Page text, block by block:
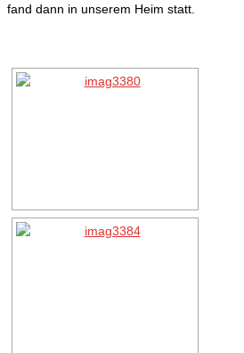
fand dann in unserem Heim statt.